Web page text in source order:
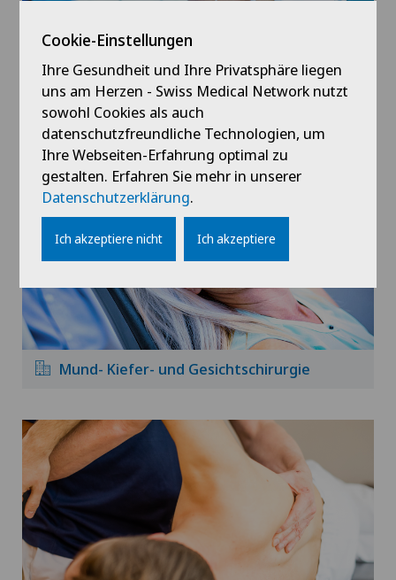
Minimalinvasive Chirurgie
Mund- Kiefer- und Gesichtschirurgie
Cookie-Einstellungen
Ihre Gesundheit und Ihre Privatsphäre liegen
uns am Herzen - Swiss Medical Network nutzt
sowohl Cookies als auch
datenschutzfreundliche Technologien, um
Ihre Webseiten-Erfahrung optimal zu
gestalten. Erfahren Sie mehr in unserer
Datenschutzerklärung.
Ich akzeptiere nicht Ich akzeptiere